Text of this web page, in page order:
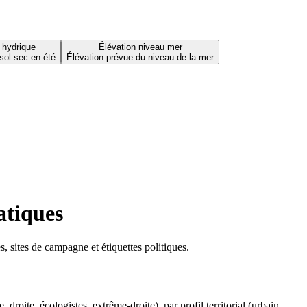
sec en été
Élévation niveau mer
Élévation prévue du niveau de la mer
sites de campagne et étiquettes politiques.